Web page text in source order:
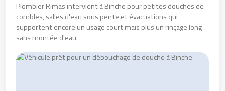
Plombier Rimas intervient à Binche pour petites douches de
combles, salles d'eau sous pente et évacuations qui
supportent encore un usage court mais plus un rinçage long
sans montée d'eau.